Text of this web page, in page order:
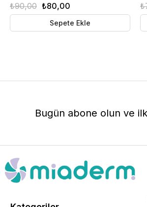
Maske
₺80,00
₺90,00
Sepete Ekle
Bugün abone olun ve ilk